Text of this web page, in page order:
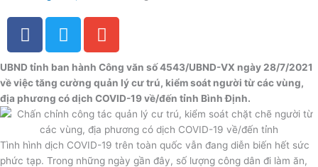
F
a
c
e
b
o
k
T
w
i
t
t
e
r
E
n
v
e
l
o
p
e
UBND tỉnh ban hành Công văn số 4543/UBND-VX ngày 28/7/2021
về việc tăng cường quản lý cư trú, kiểm soát người từ các vùng,
địa phương có dịch COVID-19 về/đến tỉnh Bình Định.
Tình hình dịch COVID-19 trên toàn quốc vẫn đang diễn biến hết sức
phức tạp. Trong những ngày gần đây, số lượng công dân đi làm ăn,